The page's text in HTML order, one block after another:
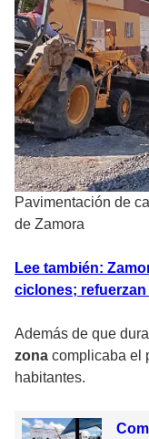
Pavimentación de
de Zamora
Lee también:
ciclones;
Además de que
zona complicaba el
habitantes.